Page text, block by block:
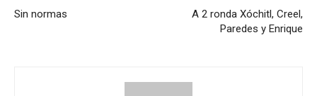
Sin normas
A 2 ronda Xóchitl, Creel,
Paredes y Enrique